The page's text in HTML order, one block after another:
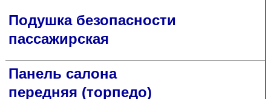
Подушка безопасности
пассажирская
Панель салона
передняя (торпедо)